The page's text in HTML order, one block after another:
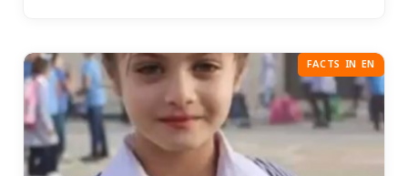
FACTS IN EN